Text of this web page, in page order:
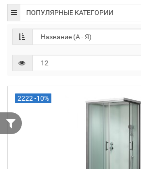
ПОПУЛЯРНЫЕ КАТЕГОРИИ
2222 -10%